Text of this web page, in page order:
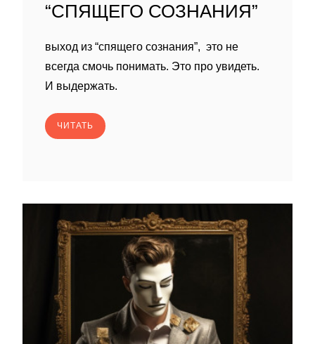
“СПЯЩЕГО СОЗНАНИЯ”
выход из “спящего сознания”, это не
всегда смочь понимать. Это про увидеть.
И выдержать.
ЧИТАТЬ